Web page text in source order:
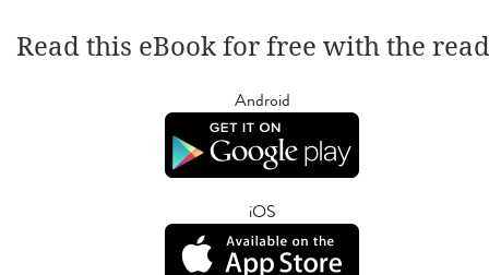
Read this eBook for free with the
Android
iOS